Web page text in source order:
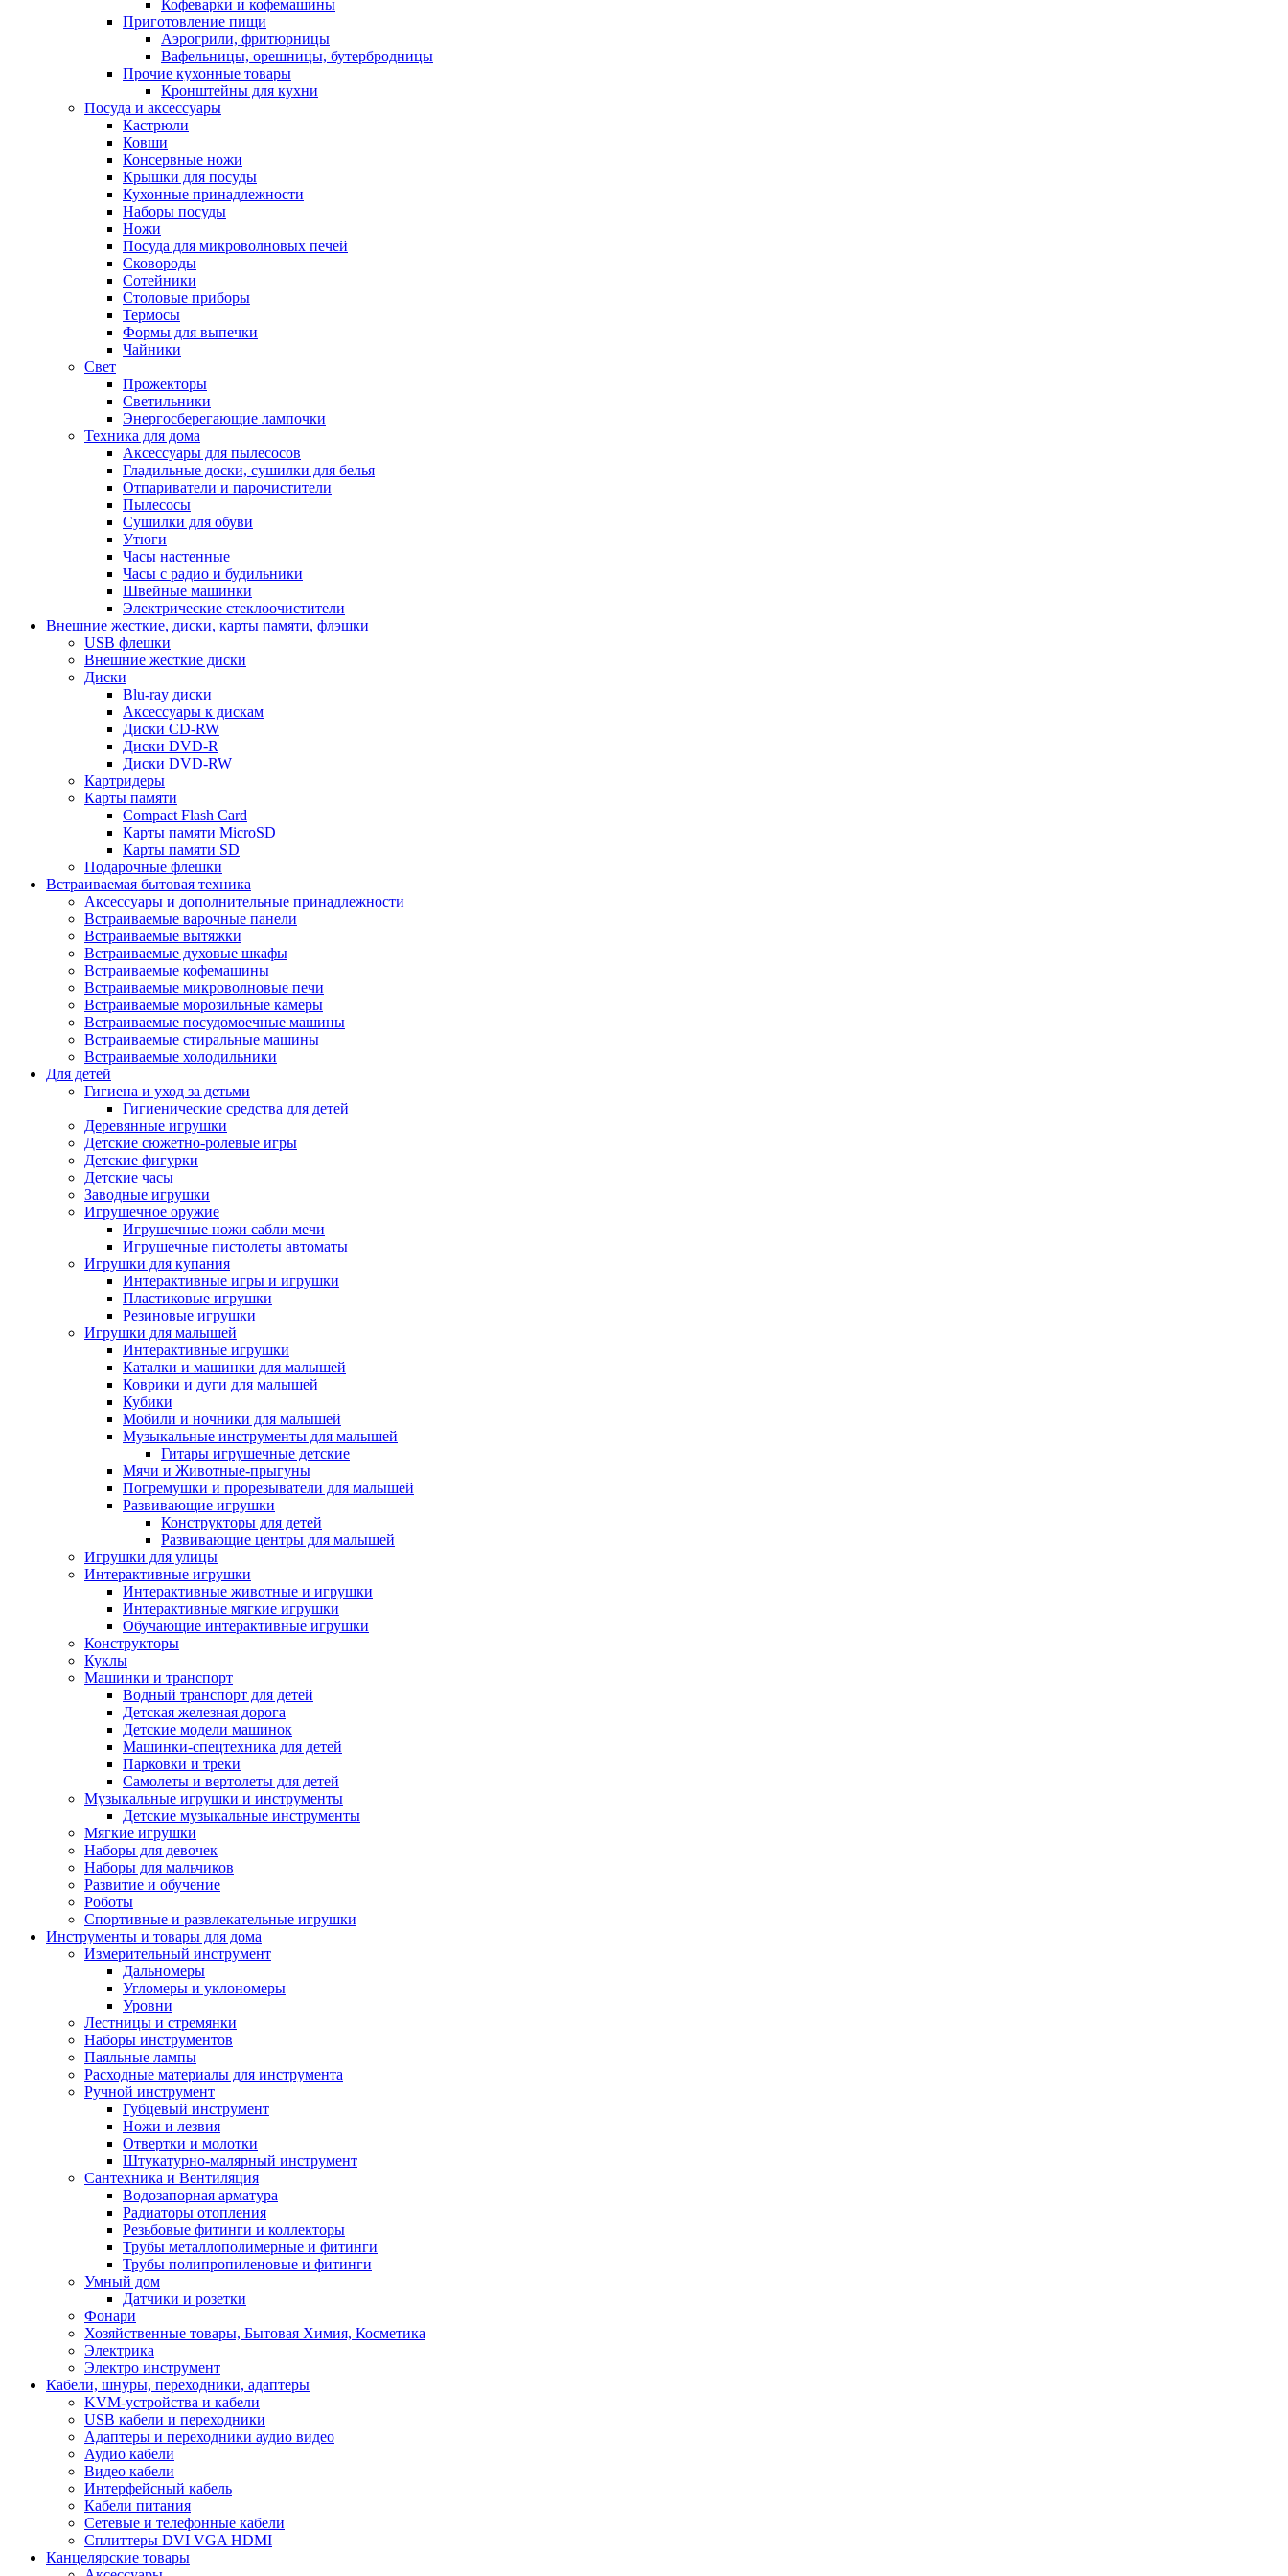
Кофеварки и кофемашины
Приготовление пищи
Аэрогрили, фритюрницы
Вафельницы, орешницы, бутербродницы
Прочие кухонные товары
Кронштейны для кухни
Посуда и аксессуары
Кастрюли
Ковши
Консервные ножи
Крышки для посуды
Кухонные принадлежности
Наборы посуды
Ножи
Посуда для микроволновых печей
Сковороды
Сотейники
Столовые приборы
Термосы
Формы для выпечки
Чайники
Свет
Прожекторы
Светильники
Энергосберегающие лампочки
Техника для дома
Аксессуары для пылесосов
Гладильные доски, сушилки для белья
Отпариватели и парочистители
Пылесосы
Сушилки для обуви
Утюги
Часы настенные
Часы с радио и будильники
Швейные машинки
Электрические стеклоочистители
Внешние жесткие, диски, карты памяти, флэшки
USB флешки
Внешние жесткие диски
Диски
Blu-ray диски
Аксессуары к дискам
Диски CD-RW
Диски DVD-R
Диски DVD-RW
Картридеры
Карты памяти
Compact Flash Card
Карты памяти MicroSD
Карты памяти SD
Подарочные флешки
Встраиваемая бытовая техника
Аксессуары и дополнительные принадлежности
Встраиваемые варочные панели
Встраиваемые вытяжки
Встраиваемые духовые шкафы
Встраиваемые кофемашины
Встраиваемые микроволновые печи
Встраиваемые морозильные камеры
Встраиваемые посудомоечные машины
Встраиваемые стиральные машины
Встраиваемые холодильники
Для детей
Гигиена и уход за детьми
Гигиенические средства для детей
Деревянные игрушки
Детские сюжетно-ролевые игры
Детские фигурки
Детские часы
Заводные игрушки
Игрушечное оружие
Игрушечные ножи сабли мечи
Игрушечные пистолеты автоматы
Игрушки для купания
Интерактивные игры и игрушки
Пластиковые игрушки
Резиновые игрушки
Игрушки для малышей
Интерактивные игрушки
Каталки и машинки для малышей
Коврики и дуги для малышей
Кубики
Мобили и ночники для малышей
Музыкальные инструменты для малышей
Гитары игрушечные детские
Мячи и Животные-прыгуны
Погремушки и прорезыватели для малышей
Развивающие игрушки
Конструкторы для детей
Развивающие центры для малышей
Игрушки для улицы
Интерактивные игрушки
Интерактивные животные и игрушки
Интерактивные мягкие игрушки
Обучающие интерактивные игрушки
Конструкторы
Куклы
Машинки и транспорт
Водный транспорт для детей
Детская железная дорога
Детские модели машинок
Машинки-спецтехника для детей
Парковки и треки
Самолеты и вертолеты для детей
Музыкальные игрушки и инструменты
Детские музыкальные инструменты
Мягкие игрушки
Наборы для девочек
Наборы для мальчиков
Развитие и обучение
Роботы
Спортивные и развлекательные игрушки
Инструменты и товары для дома
Измерительный инструмент
Дальномеры
Угломеры и уклономеры
Уровни
Лестницы и стремянки
Наборы инструментов
Паяльные лампы
Расходные материалы для инструмента
Ручной инструмент
Губцевый инструмент
Ножи и лезвия
Отвертки и молотки
Штукатурно-малярный инструмент
Сантехника и Вентиляция
Водозапорная арматура
Радиаторы отопления
Резьбовые фитинги и коллекторы
Трубы металлополимерные и фитинги
Трубы полипропиленовые и фитинги
Умный дом
Датчики и розетки
Фонари
Хозяйственные товары, Бытовая Химия, Косметика
Электрика
Электро инструмент
Кабели, шнуры, переходники, адаптеры
KVM-устройства и кабели
USB кабели и переходники
Адаптеры и переходники аудио видео
Аудио кабели
Видео кабели
Интерфейсный кабель
Кабели питания
Сетевые и телефонные кабели
Сплиттеры DVI VGA HDMI
Канцелярские товары